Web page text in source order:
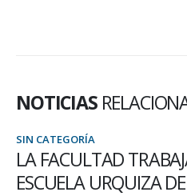
NOTICIAS
SIN CATEGORÍA
LA FACULTAD
ESCUELA URQUIZA